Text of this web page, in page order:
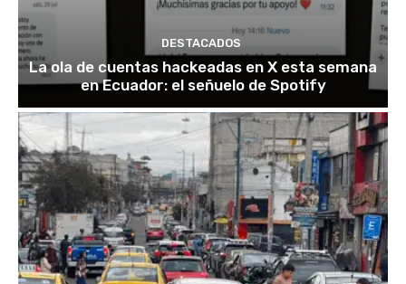
DESTACADOS
La ola de cuentas hackeadas en X esta semana
en Ecuador: el señuelo de Spotify